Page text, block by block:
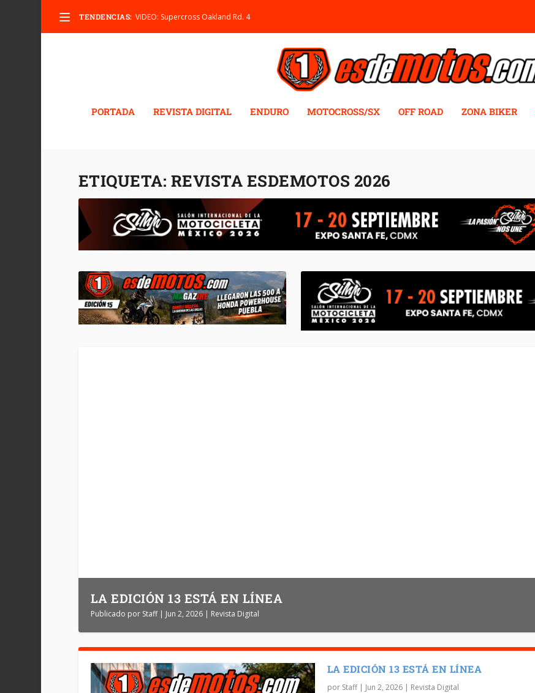
TENDENCIAS: VIDEO: Supercross Oakland Rd. 4
PORTADA REVISTA DIGITAL ENDURO MOTOCROSS/SX OFF ROAD ZONA BIKER
ETIQUETA: REVISTA ESDEMOTOS 2026
LA EDICIÓN 13 ESTÁ EN LÍNEA
Publicado por Staff| Jun 2, 2026| Revista Digital
LA EDICIÓN 13 ESTÁ EN LÍNEA
por Staff| Jun 2, 2026| Revista Digital